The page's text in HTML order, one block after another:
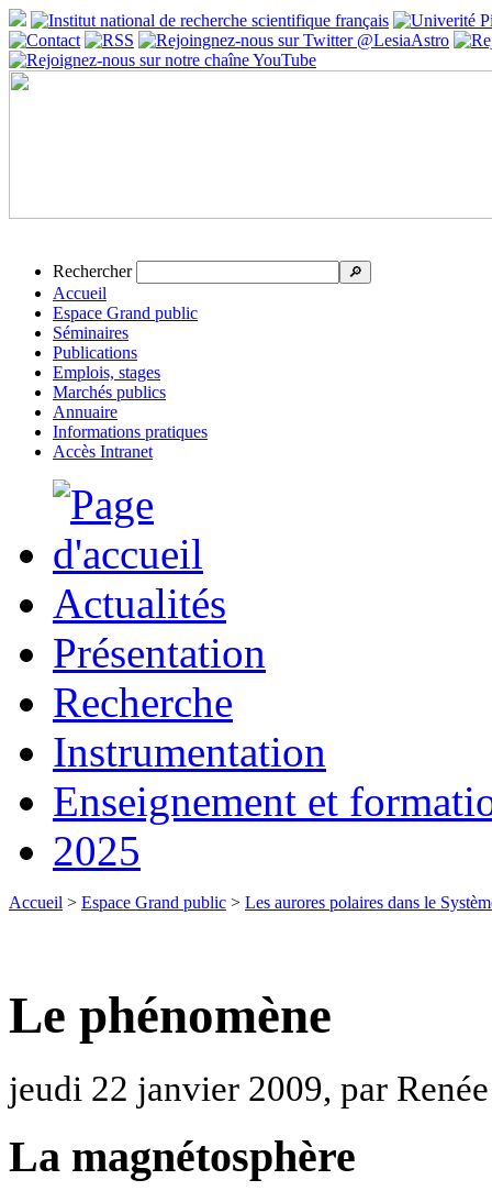
Rechercher 🔎
Accueil
Espace Grand public
Séminaires
Publications
Emplois, stages
Marchés publics
Annuaire
Informations pratiques
Accès Intranet
Actualités
Présentation
Recherche
Instrumentation
Enseignement et
2025
Accueil > Espace Grand public > Les aurores polaires dans le
Le phénomène
jeudi 22 janvier 2009, par
La magnétosphère